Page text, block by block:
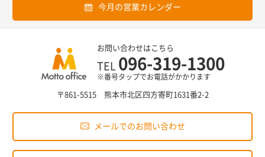
今月の営業カレンダー
お問い合わせはこちら
TEL 096-319-1300
※番号タップでお電話がかかります
〒861-5515 熊本市北区四方寄町1631番2-2
メールでのお問い合わせ